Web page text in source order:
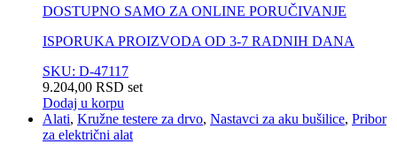
DOSTUPNO SAMO ZA ONLINE PORUČIVANJE
ISPORUKA PROIZVODA OD 3-7 RADNIH DANA
SKU: D-47117
9.204,00 RSD set
Dodaj u korpu
Alati, Kružne testere za drvo, Nastavci za aku bušilice, Pribor
za električni alat